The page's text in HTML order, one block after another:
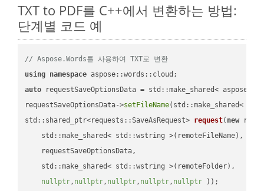
TXT to PDF를 C++에서 변환하는 방법:
단계별 코드 예
// Aspose.Words를 사용하여 TXT로 변환
using namespace
auto requestSaveOptionsData = std::make_shared<
requestSaveOptionsData->setFileName(std::make_shared<
std::shared_ptr<requests::SaveAsRequest> request( new
    std::make_shared< std::wstring >(remoteFileName),
    requestSaveOptionsData,
    std::make_shared< std::wstring >(remoteFolder),
nullptr, nullptr, nullptr, nullptr, nullptr ))